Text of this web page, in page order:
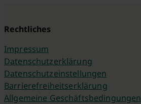
Rechtliches
Impressum
Datenschutzerklärung
Datenschutzeinstellungen
Barrierefreiheitserklärung
Allgemeine Geschäftsbedingungen